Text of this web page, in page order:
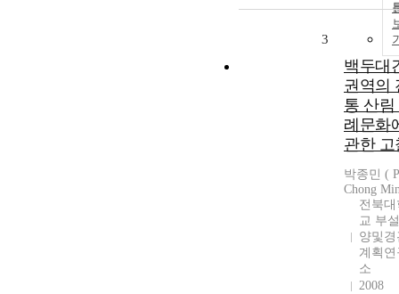
3
백두대
권역의
통 산림
례문화
관한 고
박종민 (
Chong
전북대
교 부
양및경
계획연
소
2008